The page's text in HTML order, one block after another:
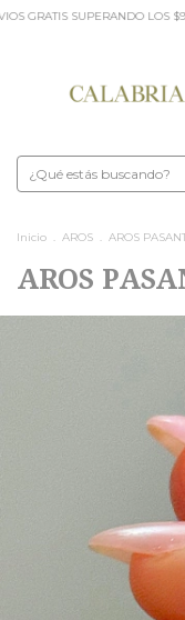
OFF TRANSFERENCIA *
Inicio . AROS . AROS
AROS